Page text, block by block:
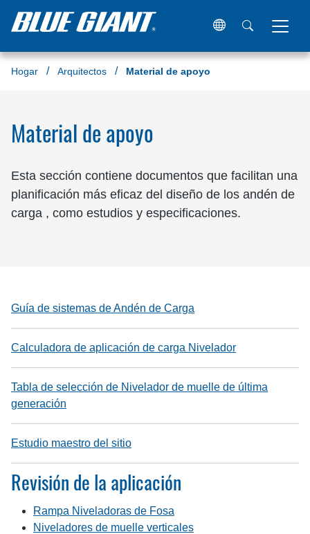
Hogar Arquitectos Material de apoyo
Material de apoyo
Esta sección contiene documentos que facilitan una
planificación más eficaz del diseño de los andén de
carga , como estudios y especificaciones.
Guía de sistemas de Andén de Carga
Calculadora de aplicación de carga Nivelador
Tabla de selección de Nivelador de muelle de última
generación
Estudio maestro del sitio
Revisión de la aplicación
Rampa Niveladoras de Fosa
Niveladores de muelle verticales